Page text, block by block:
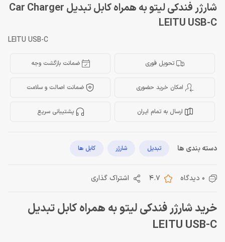
شارژر فندکی لیتو به همراه کابل تبدیل Car Charger
LEITU USB-C
LEITU USB-C
تحویل فوری ضمانت بازگشت وجه
امکان خرید حضوری ضمانت اصالت و سلامت
ارسال به تمام ایران پشتیبانی سریع
دسته بندی ها تبدیل شارژر کابل ها
0 دیدگاه 4.7 اشتراک گذاری
خرید شارژر فندکی لیتو به همراه کابل تبدیل
LEITU USB-C